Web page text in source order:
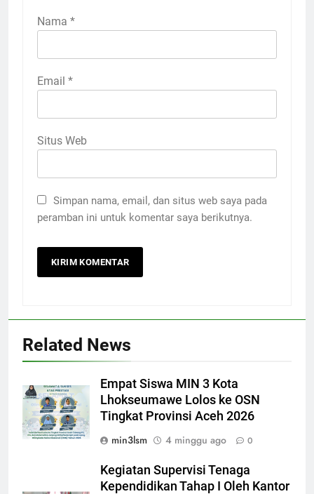
Nama *
Email *
Situs Web
Simpan nama, email, dan situs web saya pada
peramban ini untuk komentar saya berikutnya.
Related News
Empat Siswa MIN 3 Kota
Lhokseumawe Lolos ke OSN
Tingkat Provinsi Aceh 2026
min3lsm
4 minggu ago 0
Kegiatan Supervisi Tenaga
Kependidikan Tahap I Oleh Kantor